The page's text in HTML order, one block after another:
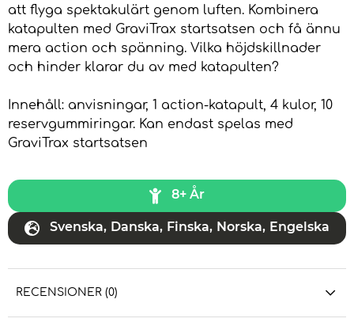
att flyga spektakulärt genom luften. Kombinera
katapulten med GraviTrax startsatsen och få ännu
mera action och spänning. Vilka höjdskillnader
och hinder klarar du av med katapulten?
Innehåll: anvisningar, 1 action-katapult, 4 kulor, 10
reservgummiringar. Kan endast spelas med
GraviTrax startsatsen
8+ År
Svenska, Danska, Finska, Norska, Engelska
RECENSIONER (0)